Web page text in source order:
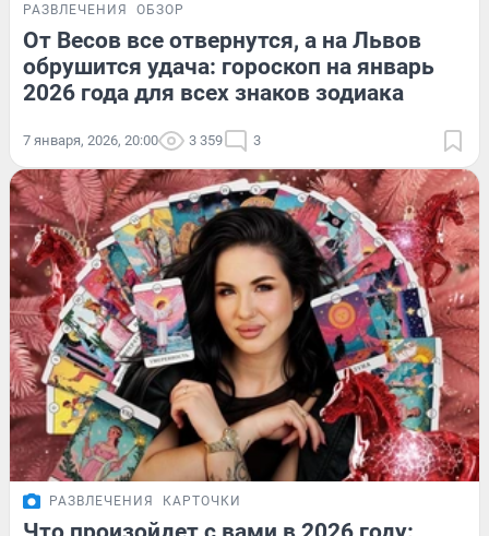
РАЗВЛЕЧЕНИЯ ОБЗОР
От Весов все отвернутся, а на Львов
обрушится удача: гороскоп на январь
2026 года для всех знаков зодиака
7 января, 2026, 20:00 3 359 3
РАЗВЛЕЧЕНИЯ КАРТОЧКИ